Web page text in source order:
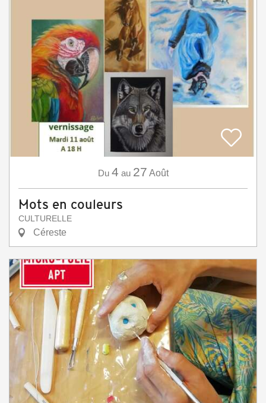
Du 4 au 27 Août
Mots en couleurs
CULTURELLE
Céreste